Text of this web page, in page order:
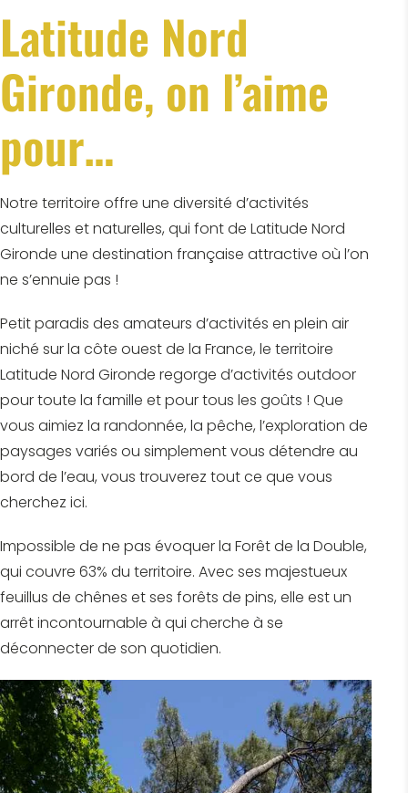
Latitude Nord
Gironde, on l’aime
pour…
Notre territoire offre une diversité d’activités
culturelles et naturelles, qui font de Latitude Nord
Gironde une destination française attractive où l’on
ne s’ennuie pas !
Petit paradis des amateurs d’activités en plein air
niché sur la côte ouest de la France, le territoire
Latitude Nord Gironde regorge d’activités outdoor
pour toute la famille et pour tous les goûts ! Que
vous aimiez la randonnée, la pêche, l’exploration de
paysages variés ou simplement vous détendre au
bord de l’eau, vous trouverez tout ce que vous
cherchez ici.
Impossible de ne pas évoquer la Forêt de la Double,
qui couvre 63% du territoire. Avec ses majestueux
feuillus de chênes et ses forêts de pins, elle est un
arrêt incontournable à qui cherche à se
déconnecter de son quotidien.